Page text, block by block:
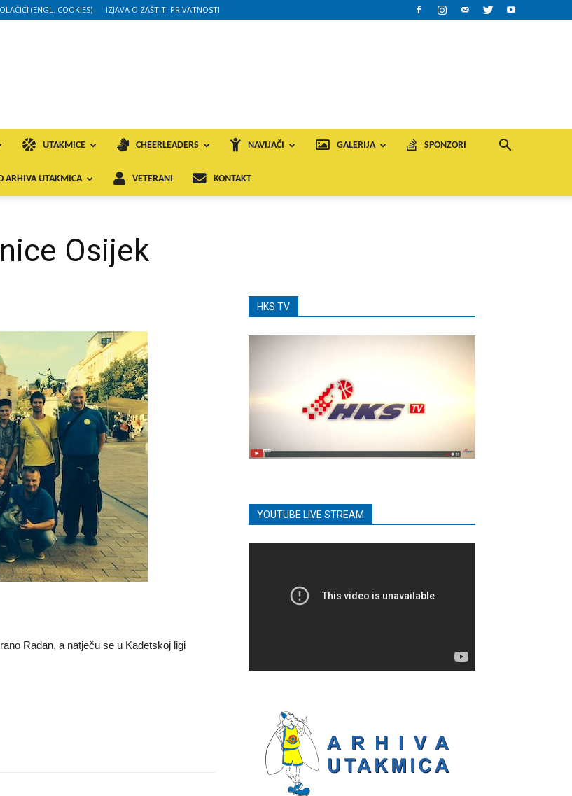
(ENGL. COOKIES) IZJAVA O ZAŠTITI PRIVATNOSTI
UTAKMICE CHEERLEADERS NAVIJAČI GALERIJA SPONZORI
ARHIVA UTAKMICA VETERANI KONTAKT
Osijek
Radan, a natječu se u Kadetskoj ligi
HKS TV
YOUTUBE LIVE STREAM